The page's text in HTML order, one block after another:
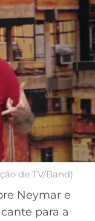
de TV/Band)
Neymar e
para a